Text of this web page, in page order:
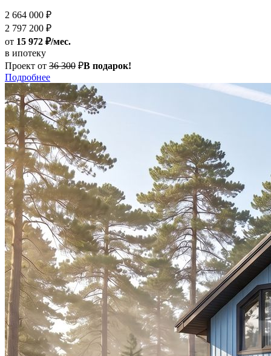
2 664 000 ₽
2 797 200 ₽
от 15 972 ₽/мес.
в ипотеку
Проект от 36 300 ₽В подарок!
Подробнее